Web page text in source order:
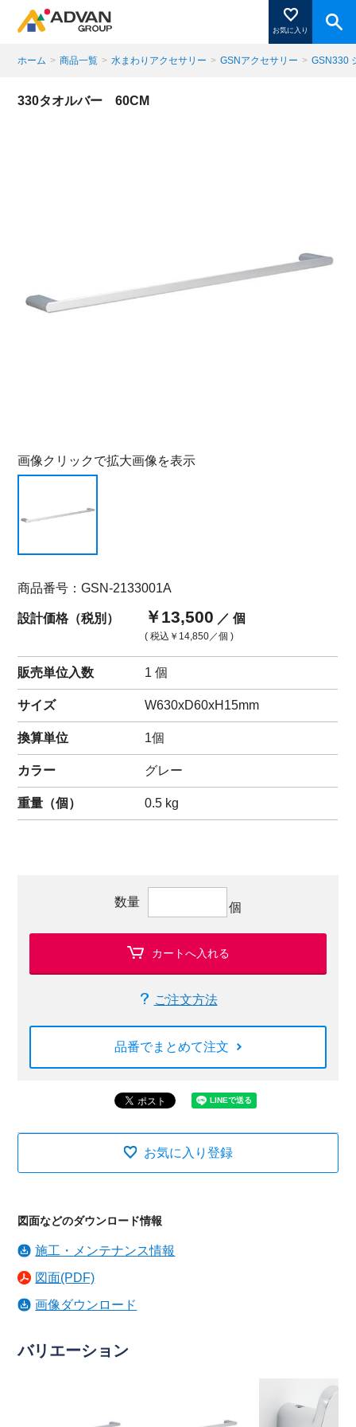
お気に入り
商品ページにある「お気に入り登録」を押すと登録した
ホーム > 商品一覧 > 水まわりアクセサリー > GSNアクセサリー > GSN330
330タオルバー 60CM
画像クリックで拡大画像を表示
商品番号：GSN-2133001A
設計価格（税別） ￥13,500 ／ 個
( 税込 ￥14,850／個 )
販売単位入数 1 個
サイズ W630xD60xH15mm
換算単位 1個
カラー グレー
重量（個 ） 0.5 kg
数量 個
カートへ入れる
ご注文方法
品番でまとめて注文
お気に入り登録
図面などのダウンロード情報
施工・メンテナンス情報
図面(PDF)
画像ダウンロード
バリエーション